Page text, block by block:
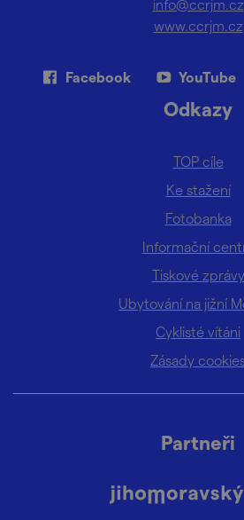
info@ccrjm.cz
www.ccrjm.cz
Facebook YouTube
Odkazy
TOP cíle
Ke stažení
Fotobanka
Informační
Tiskové zprávy
Ubytování na jižní
Cyklisté vítáni
Zásady
Partneři